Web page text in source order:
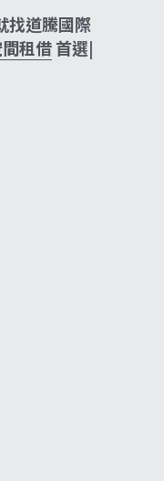
找道騰國際
租借 首選|